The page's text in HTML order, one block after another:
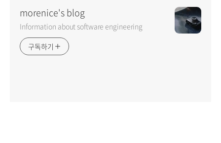
morenice's blog
Information about software engineering
구독하기